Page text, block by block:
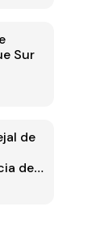
Sur
de
de